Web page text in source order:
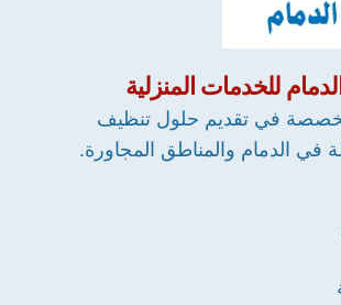
للخدمات المنزلية
في تقديم حلول تنظيف
في الدمام والمناطق المجاورة.